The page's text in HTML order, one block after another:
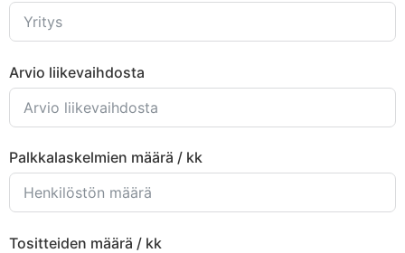
Arvio liikevaihdosta
Palkkalaskelmien määrä / kk
Tositteiden määrä / kk